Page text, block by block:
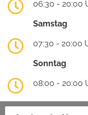
06:30 - 20:00
Samstag
07:30 - 20:00
Sonntag
08:00 - 20:00